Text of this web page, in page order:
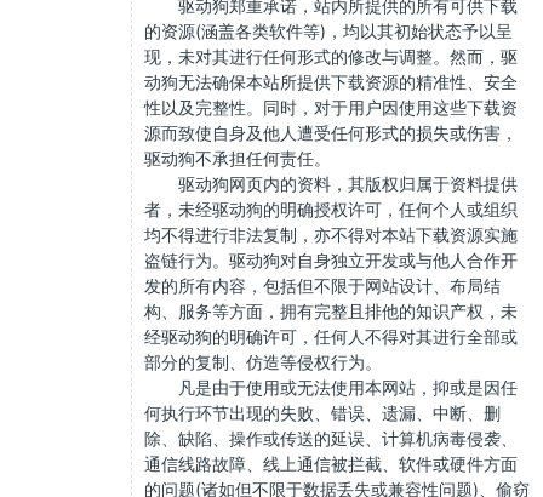
驱动狗郑重承诺，站内所提供的所有可供下载
的资源(涵盖各类软件等)，均以其初始状态予以呈
现，未对其进行任何形式的修改与调整。然而，驱
动狗无法确保本站所提供下载资源的精准性、安全
性以及完整性。同时，对于用户因使用这些下载资
源而致使自身及他人遭受任何形式的损失或伤害，
驱动狗不承担任何责任。
驱动狗网页内的资料，其版权归属于资料提供
者，未经驱动狗的明确授权许可，任何个人或组织
均不得进行非法复制，亦不得对本站下载资源实施
盗链行为。驱动狗对自身独立开发或与他人合作开
发的所有内容，包括但不限于网站设计、布局结
构、服务等方面，拥有完整且排他的知识产权，未
经驱动狗的明确许可，任何人不得对其进行全部或
部分的复制、仿造等侵权行为。
凡是由于使用或无法使用本网站，抑或是因任
何执行环节出现的失败、错误、遗漏、中断、删
除、缺陷、操作或传送的延误、计算机病毒侵袭、
通信线路故障、线上通信被拦截、软件或硬件方面
的问题(诸如但不限于数据丢失或兼容性问题)、偷窃